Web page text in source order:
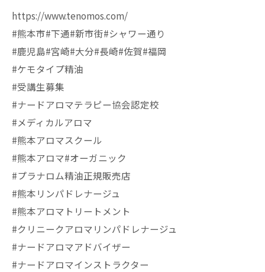
https://www.tenomos.com/
#熊本市#下通#新市街#シャワー通り
#鹿児島#宮崎#大分#長崎#佐賀#福岡
#ケモタイプ精油
#受講生募集
#ナードアロマテラピー協会認定校
#メディカルアロマ
#熊本アロマスクール
#熊本アロマ#オーガニック
#プラナロム精油正規販売店
#熊本リンパドレナージュ
#熊本アロマトリートメント
#クリニークアロマリンパドレナージュ
#ナードアロマアドバイザー
#ナードアロマインストラクター